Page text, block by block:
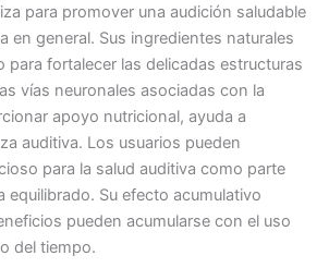
para promover una audición saludable
en general. Sus ingredientes naturales
para fortalecer las delicadas estructuras
vías neuronales asociadas con la
apoyo nutricional, ayuda a
auditiva. Los usuarios pueden
para la salud auditiva como parte
equilibrado. Su efecto acumulativo
pueden acumularse con el uso
del tiempo.